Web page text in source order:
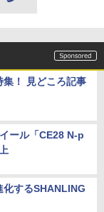
集！ 見どころ記事
ール「CE28 N-p
化するSHANLING